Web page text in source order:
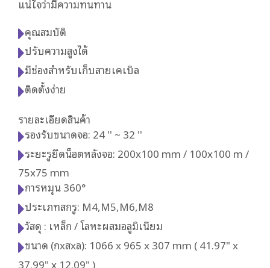
แน่ใจว่ามีความทนทาน
คุณสมบัติ
ปรับความสูงได้
มีช่องสำหรับเก็บสายเคเบิล
ติดตั้งง่าย
รายละเอียดสินค้า
รองรับขนาดจอ: 24 '' ~ 32 ''
ระยะรูยึดน็อตหลังจอ: 200x100 mm / 100x100 m /
75x75 mm
การหมุน 360°
ประเภทสกรู: M4,M5,M6,M8
วัสดุ : เหล็ก / โลหะผสมอลูมิเนียม
ขนาด (กxสxล): 1066 x 965 x 307 mm ( 41.97" x
37.99" x 12.09" )